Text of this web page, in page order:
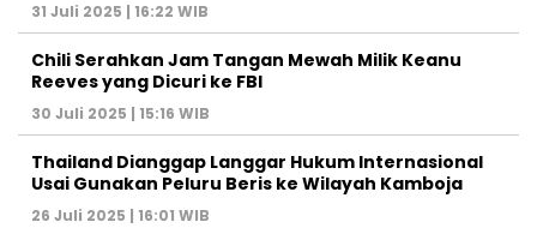
31 Juli 2025 | 16:22 WIB
Chili Serahkan Jam Tangan Mewah Milik Keanu
Reeves yang Dicuri ke FBI
30 Juli 2025 | 15:16 WIB
Thailand Dianggap Langgar Hukum Internasional
Usai Gunakan Peluru Beris ke Wilayah Kamboja
26 Juli 2025 | 16:01 WIB